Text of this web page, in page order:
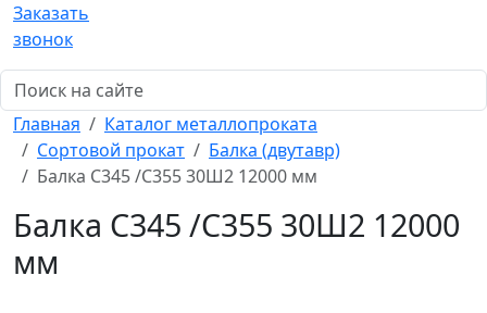
Заказать
звонок
Главная
Каталог металлопроката
Сортовой прокат
Балка (двутавр)
Балка С345 /С355 30Ш2 12000 мм
Балка С345 /С355 30Ш2 12000
мм